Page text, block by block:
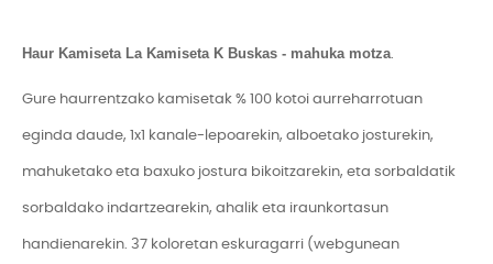
Haur Kamiseta La Kamiseta K Buskas - mahuka motza.
Gure haurrentzako kamisetak % 100 kotoi aurreharrotuan
eginda daude, 1x1 kanale-lepoarekin, alboetako josturekin,
mahuketako eta baxuko jostura bikoitzarekin, eta sorbaldatik
sorbaldako indartzearekin, ahalik eta iraunkortasun
handienarekin. 37 koloretan eskuragarri (webgunean